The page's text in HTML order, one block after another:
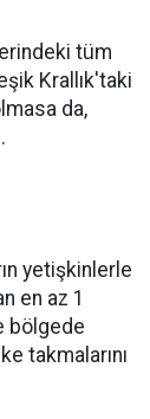
tüm
Krallık'taki
da,
yetişkinlerle
en az 1
bölgede
takmalarını